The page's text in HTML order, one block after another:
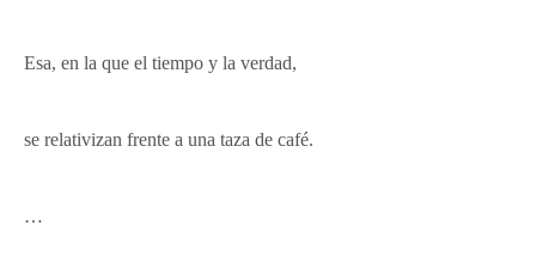
Esa, en la que el tiempo y la verdad,
se relativizan frente a una taza de café.
…